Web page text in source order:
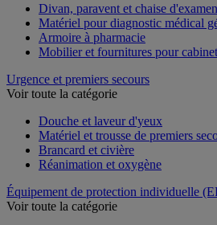
Divan, paravent et chaise d'examen
Matériel pour diagnostic médical
Armoire à pharmacie
Mobilier et fournitures pour
Urgence et premiers secours
Voir toute la catégorie
Douche et laveur d'yeux
Matériel et trousse de premiers
Brancard et civière
Réanimation et oxygène
Équipement de protection individuelle
Voir toute la catégorie